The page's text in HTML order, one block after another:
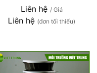
Liên hệ / Giá
Liên hệ (đơn tối thiểu)